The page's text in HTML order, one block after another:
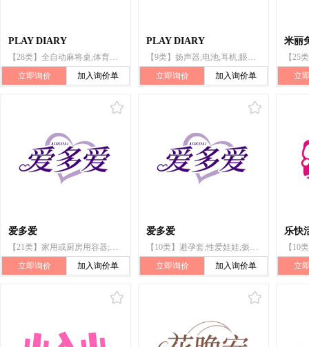
PLAY DIARY
【28类】全自动麻将桌;体育活动用球;保护垫（运动服部件）;游泳池（娱乐用品）;射箭用器具;游戏机;玩具;棋;钓鱼用具;体育活动器械
立即询价
加入询价单
PLAY DIARY
【9类】扬声器;电池;耳机;眼镜;计算机软件（已录制）;智能手机;计算机硬件;电源材料（电线、电缆）;量具;计算机
立即询价
加入询价单
米丽
立
爱多爱
【21类】家用或厨房用容器;茶具（餐具）;家庭用陶瓷制品;拖把;厨房用具;牙刷;化妆用具;水桶;日用玻璃器皿（包括杯、盘、壶、缸）;刷子
立即询价
加入询价单
爱多爱
【10类】避孕套;性爱娃娃;振动按摩器;婴儿用安抚奶嘴;分娩褥垫;医疗器械和仪器;矫形用物品;假牙套;艾灸器;性玩具
立即询价
加入询价单
乐快
立